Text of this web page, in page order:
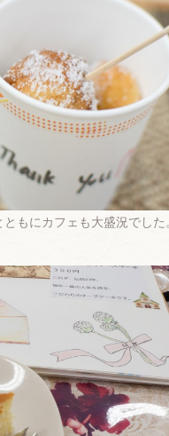
もにカフェも大盛況でした